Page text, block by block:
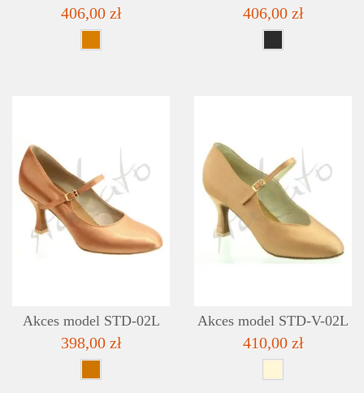
406,00 zł 406,00 zł
LISTA ŻYCZEŃ
SZCZEGÓŁY
Akces model STD-02L
398,00 zł
Akces model STD-V-02L
410,00 zł